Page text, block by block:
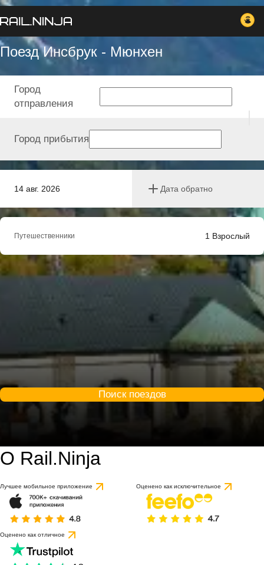
Поезд Инсбрук - Мюнхен
14 авг. 2026 Дата обратно
Город
отправления
Город прибытия
Путешественники 1 Взрослый
Поиск поездов
О Rail.Ninja
Лучшее мобильное приложение Оценено как исключительное
Оценено как отличное